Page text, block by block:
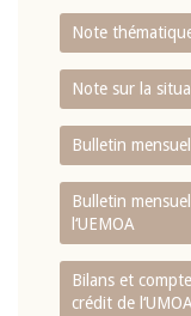
Note
Note sur la
Bulletin
Bulletin
l‘UEMOA
Bilans et
crédit de l‘UMOA